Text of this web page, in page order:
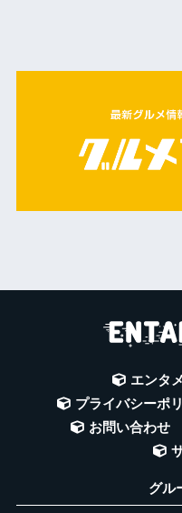
エンタ
プライバシーポ
お問い合わせ
グル